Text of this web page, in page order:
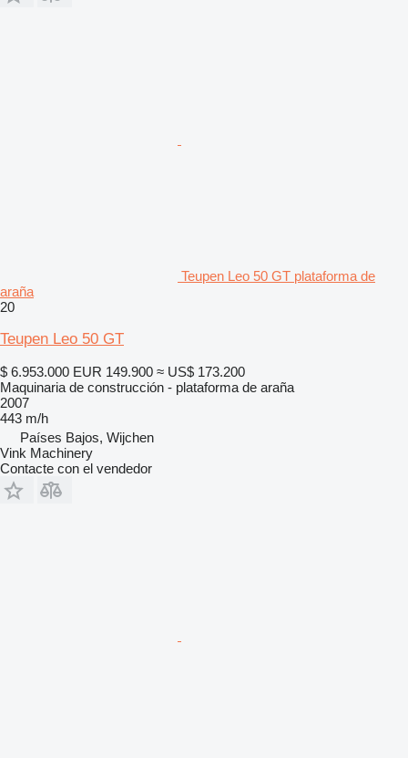
Teupen Leo 50 GT plataforma de
araña
20
Teupen Leo 50 GT
$ 6.953.000 EUR 149.900 ≈ US$ 173.200
Maquinaria de construcción - plataforma de araña
2007
443 m/h
Países Bajos, Wijchen
Vink Machinery
Contacte con el vendedor